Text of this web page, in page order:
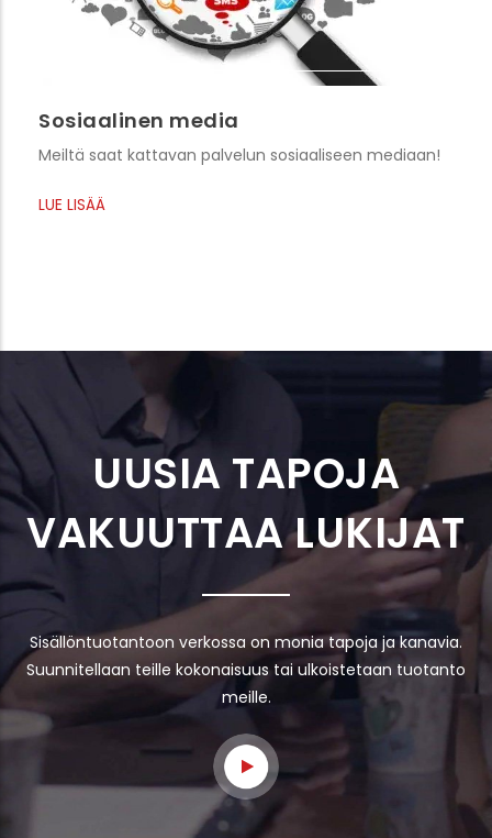
Sosiaalinen media
Meiltä saat kattavan palvelun sosiaaliseen mediaan!
LUE LISÄÄ
UUSIA TAPOJA
VAKUUTTAA LUKIJAT
Sisällöntuotantoon verkossa on monia tapoja ja kanavia.
Suunnitellaan teille kokonaisuus tai ulkoistetaan tuotanto
meille.